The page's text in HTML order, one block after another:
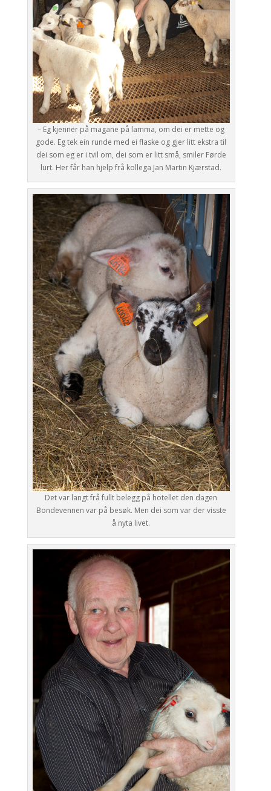
– Eg kjenner på magane på lamma, om dei er mette og
gode. Eg tek ein runde med ei flaske og gjer litt ekstra til
dei som eg er i tvil om, dei som er litt små, smiler Førde
lurt. Her får han hjelp frå kollega Jan Martin Kjærstad.
Det var langt frå fullt belegg på hotellet den dagen
Bondevennen var på besøk. Men dei som var der visste
å nyta livet.